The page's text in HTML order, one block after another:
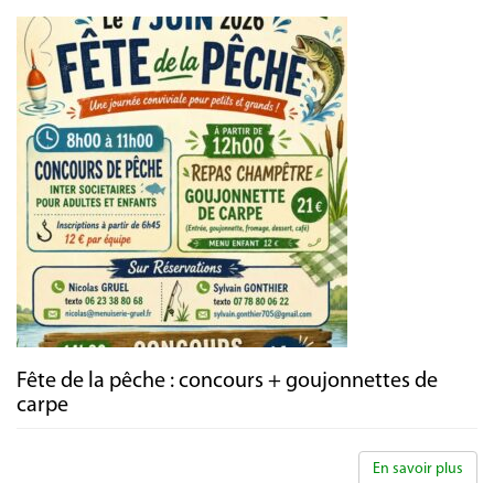
Fête de la pêche : concours + goujonnettes de
carpe
En savoir plus